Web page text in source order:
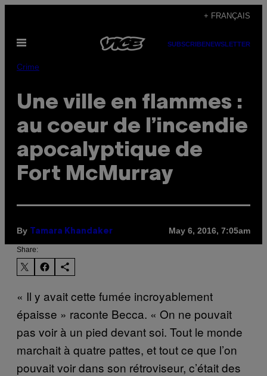
content
+ FRANÇAIS
Open
SUBSCRIBENEWSLETTER
Crime
Une ville en flammes :
au coeur de l’incendie
apocalyptique de
Fort McMurray
By Tamara Khandaker May 6, 2016, 7:05am
Share:
« Il y avait cette fumée incroyablement
épaisse » raconte Becca. « On ne pouvait
pas voir à un pied devant soi. Tout le monde
marchait à quatre pattes, et tout ce que l’on
pouvait voir dans son rétroviseur, c’était des